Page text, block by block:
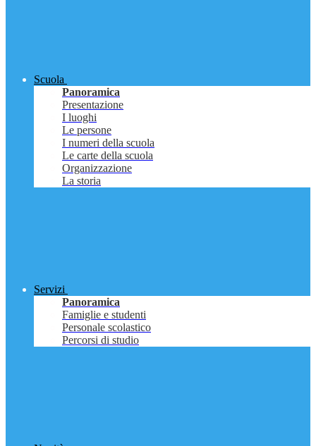
Scuola
Panoramica
Presentazione
I luoghi
Le persone
I numeri della scuola
Le carte della scuola
Organizzazione
La storia
Servizi
Panoramica
Famiglie e studenti
Personale scolastico
Percorsi di studio